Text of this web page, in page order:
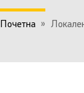
Почетна »